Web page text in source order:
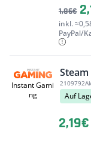
1,86€
inkl.
PayPal/
Instant Gami
ng
Steam
2109792
Auf
2,19€